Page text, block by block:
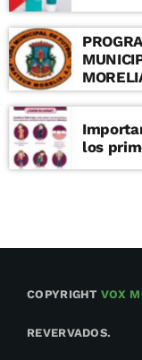
los
COPYRIGHTVOX
REVERVADOS.